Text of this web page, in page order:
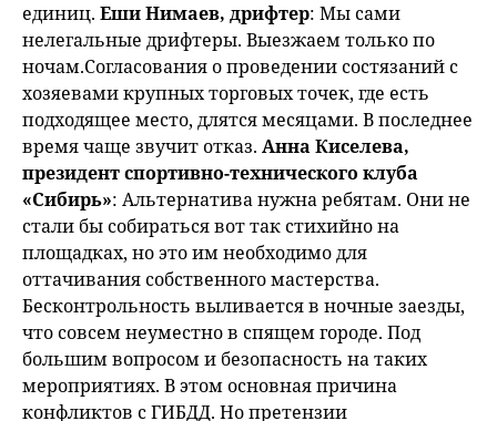
единиц. Еши Нимаев, дрифтер: Мы сами
нелегальные дрифтеры. Выезжаем только по
ночам.Согласования о проведении состязаний с
хозяевами крупных торговых точек, где есть
подходящее место, длятся месяцами. В последнее
время чаще звучит отказ. Анна Киселева,
президент спортивно-технического клуба
«Сибирь»: Альтернатива нужна ребятам. Они не
стали бы собираться вот так стихийно на
площадках, но это им необходимо для
оттачивания собственного мастерства.
Бесконтрольность выливается в ночные заезды,
что совсем неуместно в спящем городе. Под
большим вопросом и безопасность на таких
мероприятиях. В этом основная причина
конфликтов с ГИБДД. Но претензии